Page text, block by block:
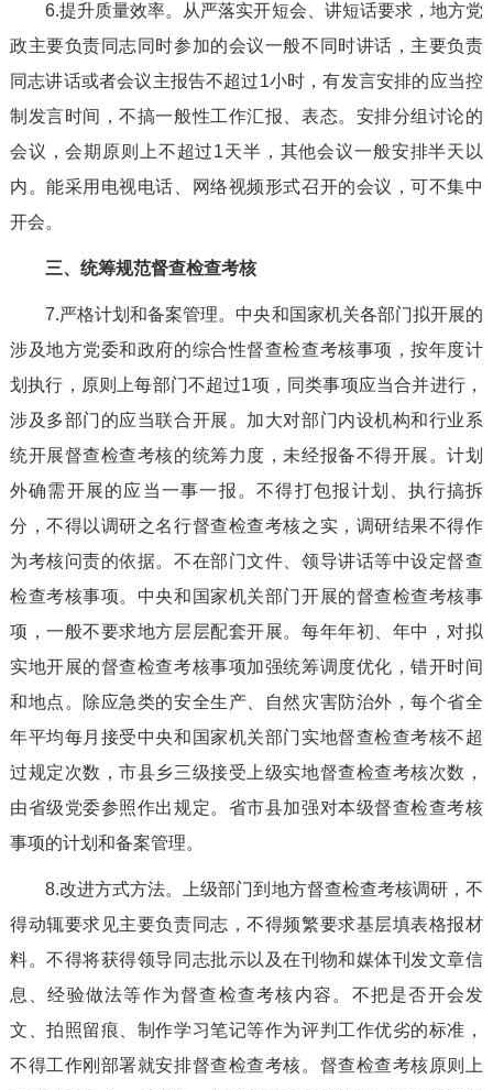
6.提升质量效率。从严落实开短会、讲短话要求，地方党
政主要负责同志同时参加的会议一般不同时讲话，主要负责
同志讲话或者会议主报告不超过1小时，有发言安排的应当控
制发言时间，不搞一般性工作汇报、表态。安排分组讨论的
会议，会期原则上不超过1天半，其他会议一般安排半天以
内。能采用电视电话、网络视频形式召开的会议，可不集中
开会。
三、统筹规范督查检查考核
7.严格计划和备案管理。中央和国家机关各部门拟开展的
涉及地方党委和政府的综合性督查检查考核事项，按年度计
划执行，原则上每部门不超过1项，同类事项应当合并进行，
涉及多部门的应当联合开展。加大对部门内设机构和行业系
统开展督查检查考核的统筹力度，未经报备不得开展。计划
外确需开展的应当一事一报。不得打包报计划、执行搞拆
分，不得以调研之名行督查检查考核之实，调研结果不得作
为考核问责的依据。不在部门文件、领导讲话等中设定督查
检查考核事项。中央和国家机关部门开展的督查检查考核事
项，一般不要求地方层层配套开展。每年年初、年中，对拟
实地开展的督查检查考核事项加强统筹调度优化，错开时间
和地点。除应急类的安全生产、自然灾害防治外，每个省全
年平均每月接受中央和国家机关部门实地督查检查考核不超
过规定次数，市县乡三级接受上级实地督查检查考核次数，
由省级党委参照作出规定。省市县加强对本级督查检查考核
事项的计划和备案管理。
8.改进方式方法。上级部门到地方督查检查考核调研，不
得动辄要求见主要负责同志，不得频繁要求基层填表格报材
料。不得将获得领导同志批示以及在刊物和媒体刊发文章信
息、经验做法等作为督查检查考核内容。不把是否开会发
文、拍照留痕、制作学习笔记等作为评判工作优劣的标准，
不得工作刚部署就安排督查检查考核。督查检查考核原则上